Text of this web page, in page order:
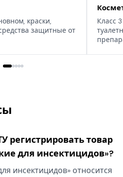
краски,
защитные от
Класс
регистрировать товар
для инсектицидов»?
инсектицидов» относится